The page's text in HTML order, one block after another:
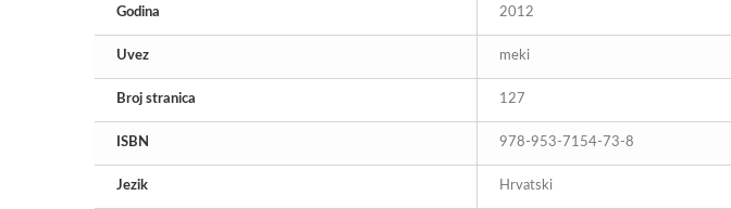
Godina 2012
Uvez meki
Broj stranica 127
ISBN 978-953-7154-73-8
Jezik Hrvatski